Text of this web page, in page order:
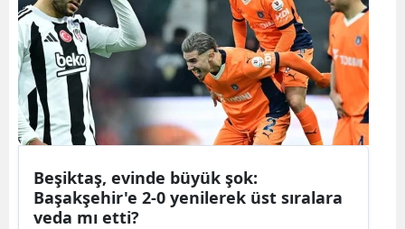
Beşiktaş, evinde büyük şok:
Başakşehir'e 2-0 yenilerek üst sıralara
veda mı etti?